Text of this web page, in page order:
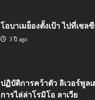
โอบาเมย็องตั้งเป้า ไปที่เชล
3 ปี ago
ปฏิบัติการคว้าตัว ลิเวอร์พู
การไล่ล่าโรมิโอ ลาเวีย